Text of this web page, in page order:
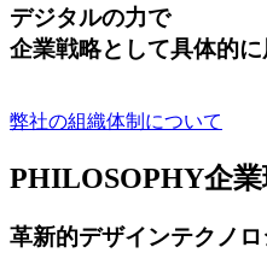
デジタルの力で
企業戦略として具体的に
弊社の組織体制について
PHILOSOPHY企
革新的デザインテクノ